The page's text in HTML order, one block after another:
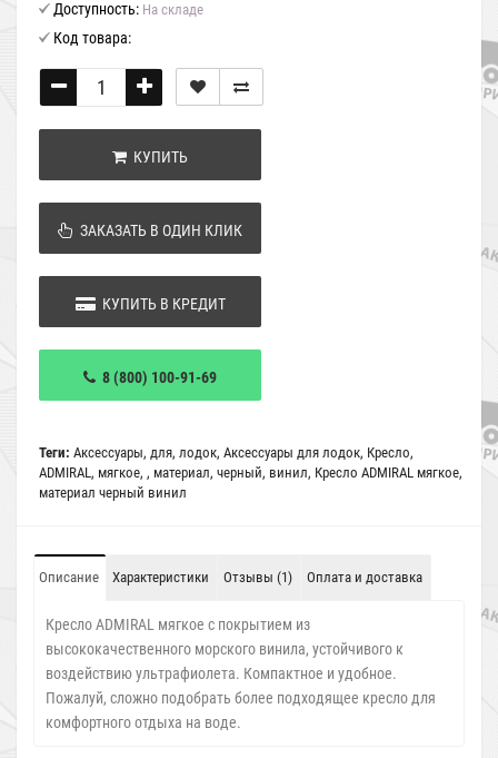
Доступность: На складе
Код товара:
КУПИТЬ
ЗАКАЗАТЬ В ОДИН КЛИК
КУПИТЬ В КРЕДИТ
8 (800) 100-91-69
Теги: Аксессуары, для, лодок, Аксессуары для лодок, Кресло,
ADMIRAL , мягкое, , материал, черный, винил, Кресло ADMIRAL мягкое,
материал черный винил
Описание Характеристики Отзывы (1) Оплата и доставка
Кресло ADMIRAL мягкое с покрытием из
высококачественного морского винила, устойчивого к
воздействию ультрафиолета. Компактное и удобное.
Пожалуй, сложно подобрать более подходящее кресло для
комфортного отдыха на воде.